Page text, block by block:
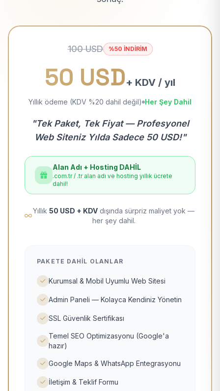
100 USD %50 İNDİRİM
50 USD+ KDV / yıl
Yıllık ödeme (KDV %20 dahil değil) Her Şey Dahil
"Tek Paket, Tek Fiyat — Profesyonel
Web Siteniz Yılda Sadece 50 USD!"
Alan Adı + Hosting DAHİL
.com.tr / .tr alan adı ve hosting yıllık ücrete
dahil!
Yıllık 50 USD + KDV dışında sürpriz maliyet yok —
her şey dahil.
PAKETE DAHIL OLANLAR
Kurumsal & Mobil Uyumlu Web Sitesi
Admin Paneli — Kolayca Kendiniz Yönetin
SSL Güvenlik Sertifikası
Temel SEO Optimizasyonu (Google'a
hazır)
Google Maps & WhatsApp Entegrasyonu
İletişim & Teklif Formu